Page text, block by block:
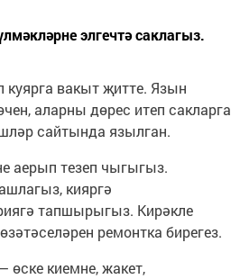
элгечтә саклагыз.
вакыт җитте. Язын
аларны дөрес итеп сакларга
сайтында язылган.
аерып тезеп чыгыгыз.
кияргә
тапшырыгыз. Кирәкле
ремонтка бирегез.
киемне, жакет,